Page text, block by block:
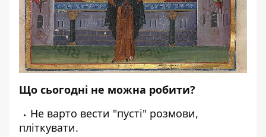
Що сьогодні не можна робити?
Не варто вести "пусті" розмови,
пліткувати.